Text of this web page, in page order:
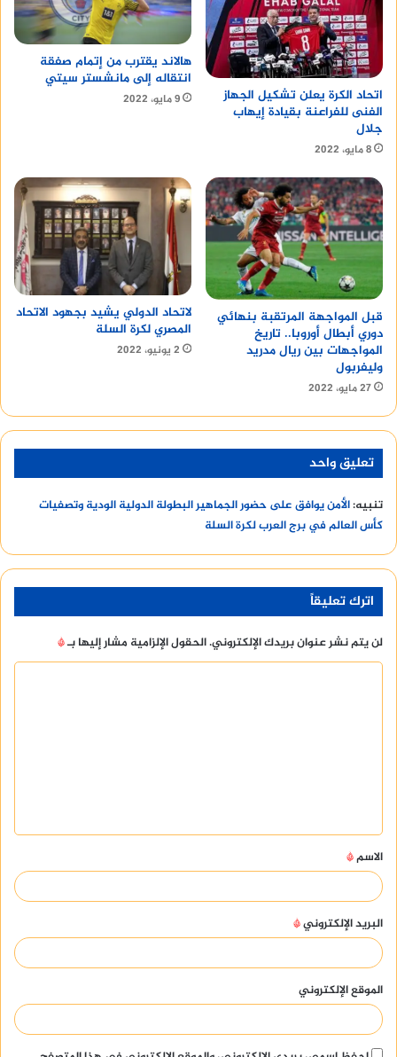
اتحاد الكرة يعلن تشكيل الجهاز
الفنى للفراعنة بقيادة إيهاب
جلال
8 مايو، 2022
هالاند يقترب من إتمام صفقة
انتقاله إلى مانشستر سيتي
9 مايو، 2022
قبل المواجهة المرتقبة بنهائي
دوري أبطال أوروبا.. تاريخ
المواجهات بين ريال مدريد
وليفربول
27 مايو، 2022
لاتحاد الدولي يشيد بجهود الاتحاد
المصري لكرة السلة
2 يونيو، 2022
تعليق واحد
تنبيه:الأمن يوافق على حضور الجماهير البطولة الدولية الودية وتصفيات
كأس العالم في برج العرب لكرة السلة
اترك تعليقاً
لن يتم نشر عنوان بريدك الإلكتروني.الحقول الإلزامية مشار إليها بـ*
ق
*
الاسم*
البريد الإلكتروني*
الموقع الإلكتروني